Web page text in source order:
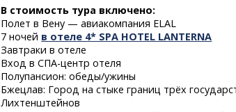
В стоимость тура включено:
Полет в Вену — авиакомпания ELAL
7 ночей в отеле 4* SPA HOTEL LANTERNA
Завтраки в отеле
Входв СПА-центр отеля
Полупансион: обеды/ужины
Бжецлав: Город на стыке границ трёх
Лихтенштейнов